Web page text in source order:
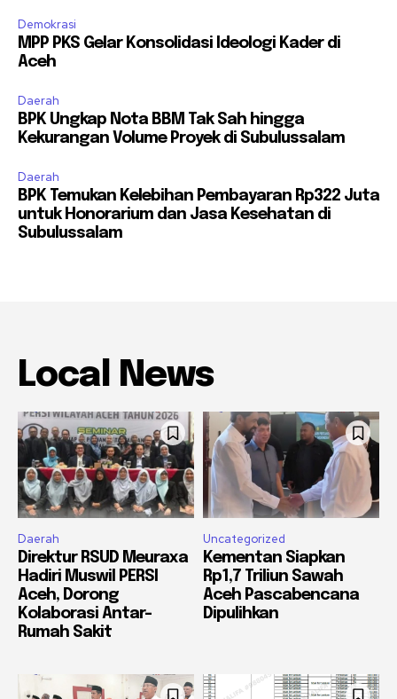
Demokrasi
MPP PKS Gelar Konsolidasi Ideologi Kader di
Aceh
Daerah
BPK Ungkap Nota BBM Tak Sah hingga
Kekurangan Volume Proyek di Subulussalam
Daerah
BPK Temukan Kelebihan Pembayaran Rp322 Juta
untuk Honorarium dan Jasa Kesehatan di
Subulussalam
Local News
Daerah
Direktur RSUD Meuraxa
Hadiri Muswil PERSI
Aceh, Dorong
Kolaborasi Antar-
Rumah Sakit
Uncategorized
Kementan Siapkan
Rp1,7 Triliun Sawah
Aceh Pascabencana
Dipulihkan